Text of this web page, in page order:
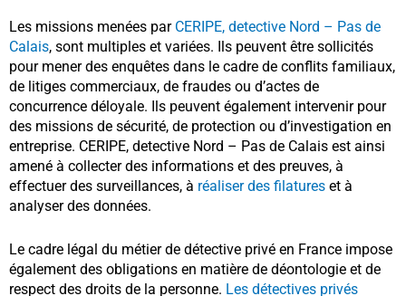
Les missions menées par CERIPE, detective Nord – Pas de
Calais, sont multiples et variées. Ils peuvent être sollicités
pour mener des enquêtes dans le cadre de conflits familiaux,
de litiges commerciaux, de fraudes ou d’actes de
concurrence déloyale. Ils peuvent également intervenir pour
des missions de sécurité, de protection ou d’investigation en
entreprise. CERIPE, detective Nord – Pas de Calais est ainsi
amené à collecter des informations et des preuves, à
effectuer des surveillances, à réaliser des filatures et à
analyser des données.
Le cadre légal du métier de détective privé en France impose
également des obligations en matière de déontologie et de
respect des droits de la personne. Les détectives privés